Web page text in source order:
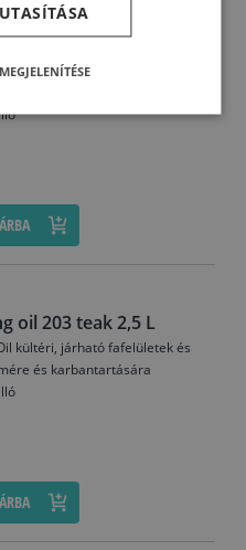
oil 203 teak 0,75 L
kültéri, járható fafelületek és
oil 203 teak 2,5 L
kültéri, járható fafelületek és
és karbantartására